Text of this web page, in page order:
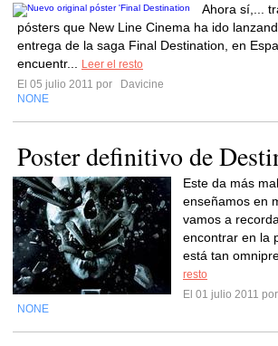
Ahora sí,...
pósters que New Line Cinema ha ido
entrega de la saga Final Destination, en
encuentr...
Leer el resto
El 05 julio 2011 por
Davicine
NONE
Poster definitivo de
Este da más
enseñamos en
vamos a
encontrar en la
está tan
resto
El 01 julio 2011 por
NONE